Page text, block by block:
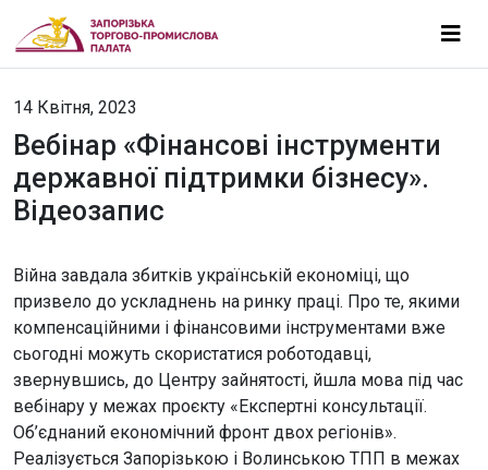
14 Квітня, 2023
Вебінар «Фінансові інструменти
державної підтримки бізнесу».
Відеозапис
Війна завдала збитків українській економіці, що
призвело до ускладнень на ринку праці. Про те, якими
компенсаційними і фінансовими інструментами вже
сьогодні можуть скористатися роботодавці,
звернувшись, до Центру зайнятості, йшла мова під час
вебінару у межах проєкту «Експертні консультації.
Об’єднаний економічний фронт двох регіонів».
Реалізується Запорізькою і Волинською ТПП в межах